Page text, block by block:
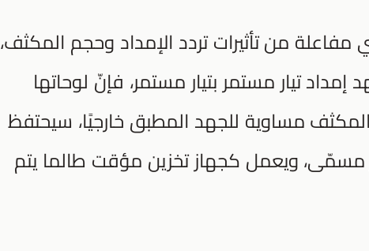
مفاعلة من تأثيرات تردد الإمداد وحجم المكثف،
تيار مستمر بتيار مستمر، فإنّ لوحاتها
مساوية للجهد المطبق خارجيًا، سيحتفظ
مسمّى، ويعمل كجهاز تخزين مؤقت طالما يتم